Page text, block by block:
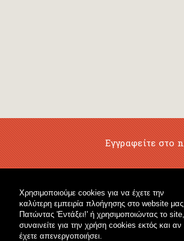
Χρησιμοποιούμε cookies για να έχετε την
καλύτερη εμπειρία πλοήγησης στο website μας.
Πατώντας 'Εντάξει!' ή χρησιμοποιώντας το site,
συναινείτε για την χρήση cookies εκτός και αν
έχετε απενεργοποιήσει.
Εγγραφείτε στο
Μουσικό Βιβλιοπωλείο
Κρουστά & Εκπαιδευτικό Υλικό
Γενικό Βιβλιοπωλείο